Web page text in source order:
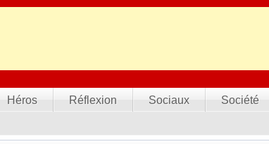
Héros Réflexion Sociaux Société